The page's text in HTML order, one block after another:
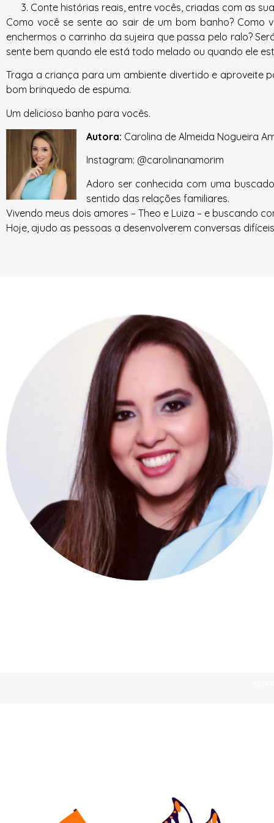
Conte histórias reais, entre vocês, criadas com as
Como você se sente ao sair de um bom banho? Como
enchermos o carrinho da sujeira que passa pelo ralo?
sente bem quando ele está todo melado ou quando ele
Traga a criança para um ambiente divertido e aproveite
bom brinquedo de espuma.
Um delicioso banho para vocês.
Autora: Carolina de Almeida Nogueira
Instagram: @carolinanamorim
Adoro ser conhecida com uma
sentido das relações familiares.
Vivendo meus dois amores – Theo e Luiza – e buscando
Hoje, ajudo as pessoas a desenvolverem conversas